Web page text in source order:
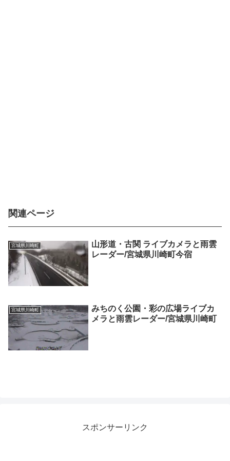
関連ページ
宮城県川崎町
山形道・古関 ライブカメラと雨雲
レーダー/宮城県川崎町今宿
宮城県川崎町
みちのく公園・彩の広場ライブカ
メラと雨雲レーダー/宮城県川崎町
スポンサーリンク